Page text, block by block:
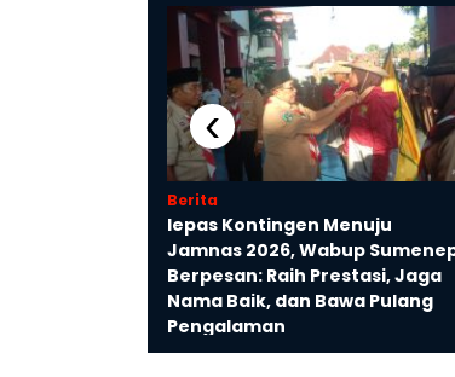
Berita
lepas Kontingen Menuju
Jamnas 2026, Wabup
Berpesan: Raih Prestasi, Jaga
Nama Baik, dan Bawa Pulang
Pengalaman
‹